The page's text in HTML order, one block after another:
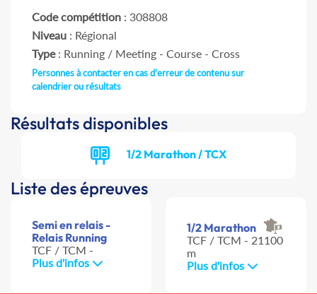
Code compétition : 308808
Niveau : Régional
Type: Running / Meeting - Course - Cross
Personnes à contacter en cas d'erreur de contenu sur
calendrier ou résultats
Résultats disponibles
1/2 Marathon / TCX
Liste des épreuves
Semi en relais -
Relais Running
TCF / TCM -
Plus d'infos
1/2 Marathon
TCF / TCM - 21100
m
Plus d'infos